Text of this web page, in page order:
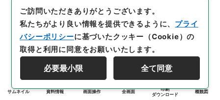
サムネイル 資料情報 画面操作 全画面
印刷
ダウンロード
概観図
ご訪問いただきありがとうございます。
私たちがより良い情報を提供できるように、 プライ
バシーポリシーに基づいたクッキー（Cookie）の
取得と利用に同意をお願いいたします。
必要最小限 全て同意